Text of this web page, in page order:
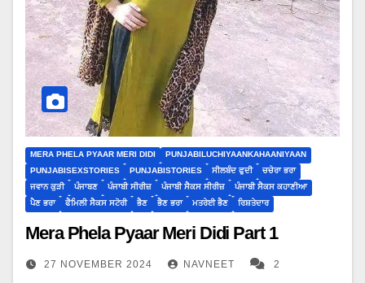
MERA PHELA PYAAR MERI DIDI
PUNJABILUCHIYAANKAHAANIYAAN
PUNJABISEXSTORIES
PUNJABISTORIES ਸੀਲਬੰਦ ਫੁਦੀ
ਚਚੇਰਾ ਭਰਾ
ਜਵਾਨ ਕੁੜੀ
ਪੰਜਾਬਣ ਪੰਜਾਬੀ ਸੀਰੀਜ਼ ਪੰਜਾਬੀ ਸੈਕਸ ਸੀਰੀਜ਼
ਪੰਜਾਬੀ ਸੈਕਸ ਕਹਾਣੀਆ
ਪੈਣ ਭਰਾ
ਫੈਮਿਲੀ ਸੈਕਸ ਸਟੋਰੀ ਭੈਣ ਭੈਣ ਭਰਾ ਮਤਰੇਈ ਭੈਣ ਰਿਸ਼ਤੇਦਾਰ
Mera Phela Pyaar Meri Didi Part 1
27 NOVEMBER 2024 NAVNEET 2